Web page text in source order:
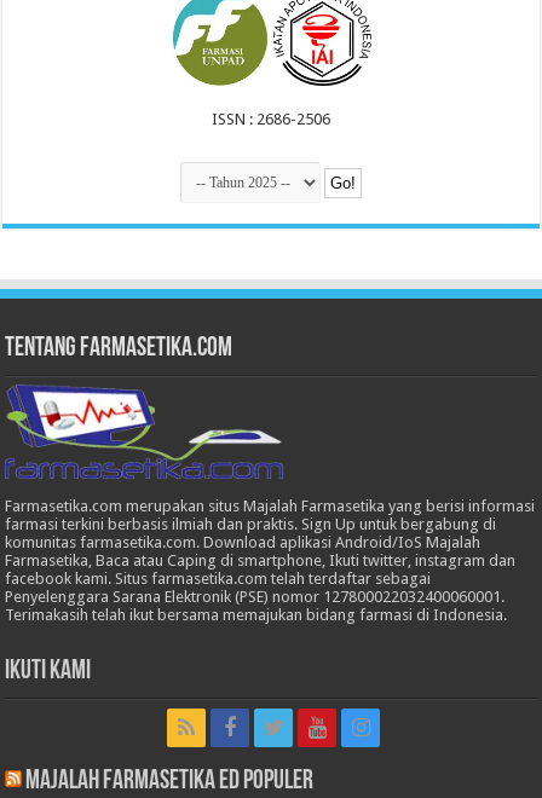
ISSN : 2686-2506
Tentang Farmasetika.com
Farmasetika.com merupakan situs Majalah Farmasetika yang berisi informasi
farmasi terkini berbasis ilmiah dan praktis. Sign Up untuk bergabung di
komunitas farmasetika.com. Download aplikasi Android/IoS Majalah
Farmasetika, Baca atau Caping di smartphone, Ikuti twitter, instagram dan
facebook kami. Situs farmasetika.com telah terdaftar sebagai
Penyelenggara Sarana Elektronik (PSE) nomor 127800022032400060001.
Terimakasih telah ikut bersama memajukan bidang farmasi di Indonesia.
Ikuti Kami
Majalah Farmasetika Ed Populer